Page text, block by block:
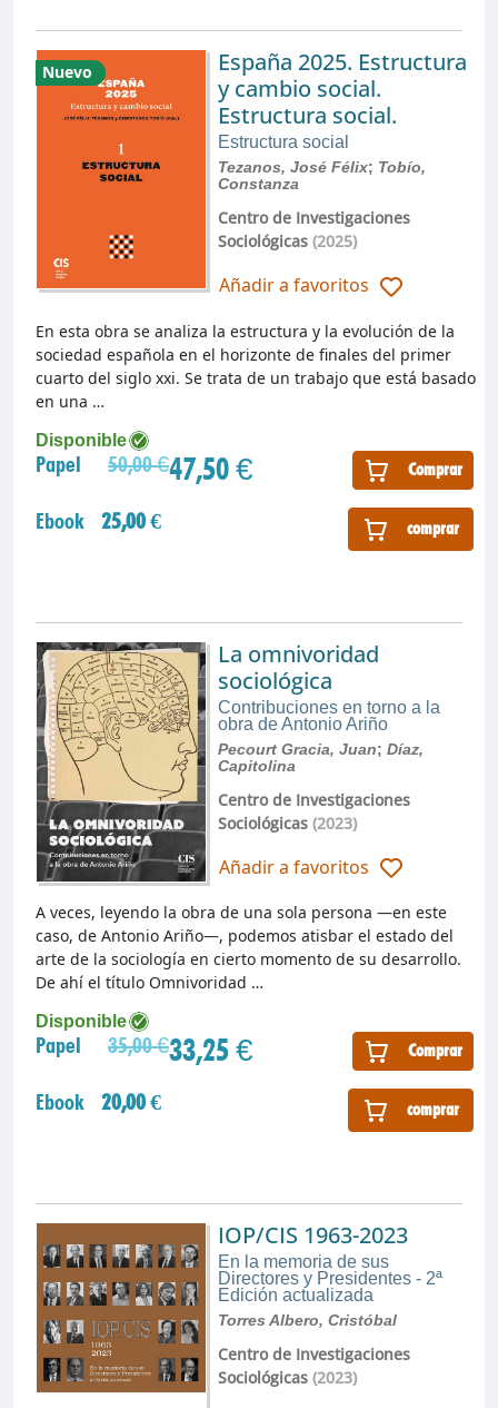
Nuevo
España 2025. Estructura
y cambio social.
Estructura social.
Estructura social
Tezanos, José Félix; Tobío,
Constanza
Centro de Investigaciones
Sociológicas(2025)
Añadir a favoritos
Disponible
Papel 50,00 €47,50 € Comprar
Ebook 25,00 € comprar
En esta obra se analiza la estructura y la evolución de la
sociedad española en el horizonte de finales del primer
cuarto del siglo xxi. Se trata de un trabajo que está basado
en una …
La omnivoridad
sociológica
Contribuciones en torno a la
obra de Antonio Ariño
Pecourt Gracia, Juan; Díaz,
Capitolina
Centro de Investigaciones
Sociológicas(2023)
Añadir a favoritos
Disponible
Papel 35,00 €33,25 € Comprar
Ebook 20,00 € comprar
A veces, leyendo la obra de una sola persona —en este
caso, de Antonio Ariño—, podemos atisbar el estado del
arte de la sociología en cierto momento de su desarrollo.
De ahí el título Omnivoridad …
IOP/CIS 1963-2023
En la memoria de sus
Directores y Presidentes - 2ª
Edición actualizada
Torres Albero, Cristóbal
Centro de Investigaciones
Sociológicas(2023)